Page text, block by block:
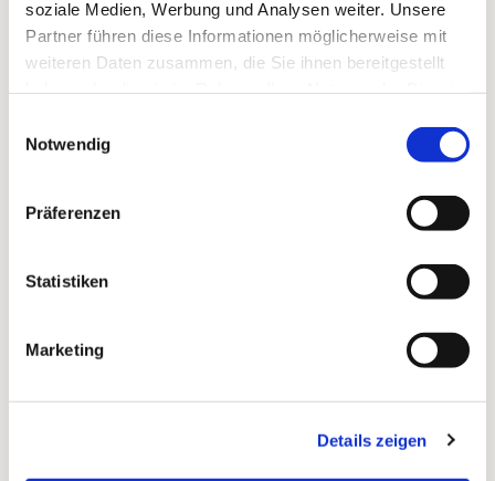
soziale Medien, Werbung und Analysen weiter. Unsere
Partner führen diese Informationen möglicherweise mit
weiteren Daten zusammen, die Sie ihnen bereitgestellt
Notwendig
Präferenzen
Statistiken
Marketing
Details zeigen
Mitbeten empfehlen wir stundengebet.de
iOS